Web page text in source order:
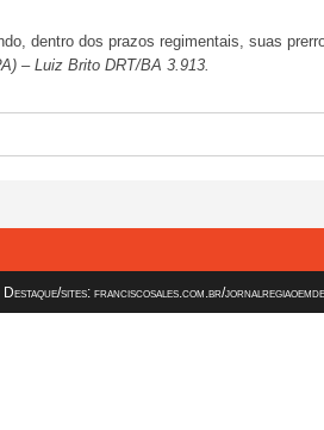
dentro dos prazos regimentais, suas
– Luiz Brito DRT/BA 3.913.
sites: franciscosales.com.br/